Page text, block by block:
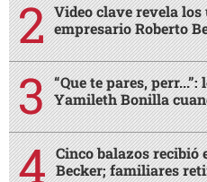
Video clave revela
empresario Roberto
“Que te pares,
Yamileth Bonilla
Cinco balazos recibió
Becker; familiares